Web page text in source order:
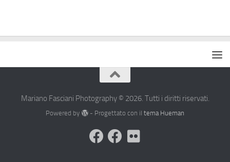
Mariano Fasciani Photography © 2026. Tutti i diritti riservati.
Powered by - Progettato con il tema Hueman